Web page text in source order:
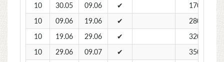
10
30.05 09.06 ✔
170
10
09.06 19.06 ✔
280
10
19.06 29.06 ✔
320
10
29.06 09.07 ✔
350